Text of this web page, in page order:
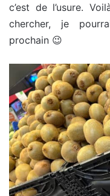
c’est de l’usure.
chercher, je
prochain 😉